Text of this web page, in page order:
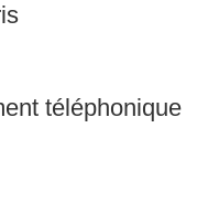
téléphonique